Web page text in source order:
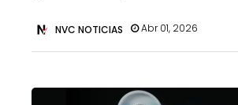
NVC NOTICIAS Abr 01, 2026